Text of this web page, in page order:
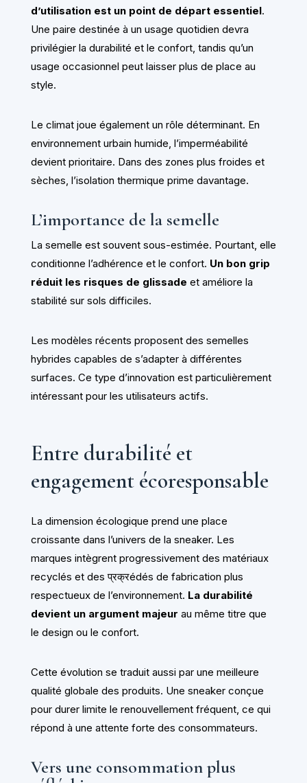
d’utilisation est un point de départ essentiel.
Une paire destinée à un usage quotidien devra
privilégier la durabilité et le confort, tandis qu’un
usage occasionnel peut laisser plus de place au
style.
Le climat joue également un rôle déterminant. En
environnement urbain humide, l’imperméabilité
devient prioritaire. Dans des zones plus froides et
sèches, l’isolation thermique prime davantage.
L’importance de la semelle
La semelle est souvent sous-estimée. Pourtant, elle
conditionne l’adhérence et le confort. Un bon grip
réduit les risques de glissade et améliore la
stabilité sur sols difficiles.
Les modèles récents proposent des semelles
hybrides capables de s’adapter à différentes
surfaces. Ce type d’innovation est particulièrement
intéressant pour les utilisateurs actifs.
Entre durabilité et
engagement écoresponsable
La dimension écologique prend une place
croissante dans l’univers de la sneaker. Les
marques intègrent progressivement des matériaux
recyclés et des प्रक्रédés de fabrication plus
respectueux de l’environnement. La durabilité
devient un argument majeur au même titre que
le design ou le confort.
Cette évolution se traduit aussi par une meilleure
qualité globale des produits. Une sneaker conçue
pour durer limite le renouvellement fréquent, ce qui
répond à une attente forte des consommateurs.
Vers une consommation plus